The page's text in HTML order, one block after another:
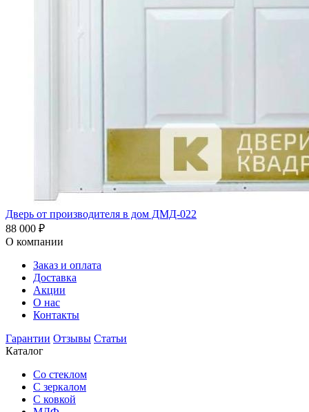
Дверь от производителя в дом ДМД-022
88 000 ₽
О компании
Заказ и оплата
Доставка
Акции
О нас
Контакты
Гарантии Отзывы Статьи
Каталог
Со стеклом
С зеркалом
С ковкой